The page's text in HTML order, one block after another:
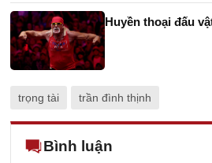
Huyền thoại đấu
trọng tài trần đình thịnh
Bình luận